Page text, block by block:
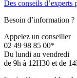
Des conseils d’experts
Besoin d’information ?
Appelez un conseiller
02 49 98 85 00*
Du lundi au vendredi
de 9h à 12H30 et de